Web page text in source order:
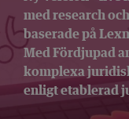
med research
baserade på
MedFördjupad
komplexa
enligt etablerad